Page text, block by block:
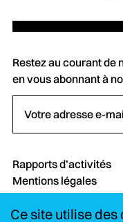
Restez au courant de
en vous abonnant à
Rapports d’activités
Mentions légales
Crédits
Contact
Ce site utilise des